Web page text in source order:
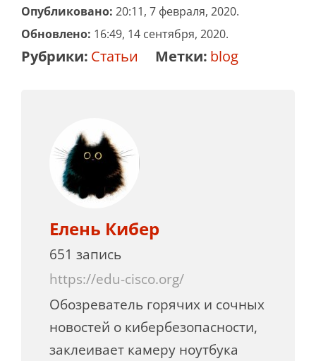
Опубликовано: 20:11, 7 февраля, 2020.
Обновлено: 16:49, 14 сентября, 2020.
Рубрики: Статьи Метки: blog
Елень Кибер
651 запись
https://edu-cisco.org/
Обозреватель горячих и сочных
новостей о кибербезопасности,
заклеивает камеру ноутбука